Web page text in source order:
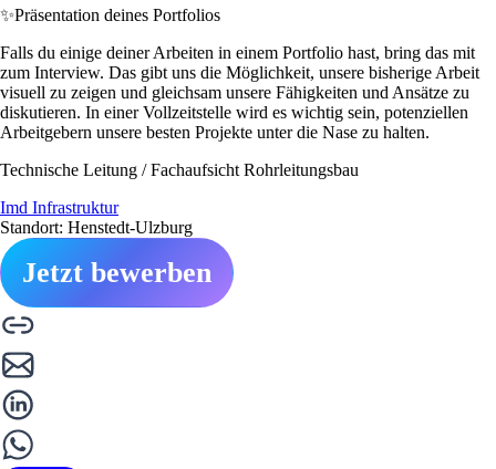
✨Präsentation deines Portfolios
Falls du einige deiner Arbeiten in einem Portfolio hast, bring das mit
zum Interview. Das gibt uns die Möglichkeit, unsere bisherige Arbeit
visuell zu zeigen und gleichsam unsere Fähigkeiten und Ansätze zu
diskutieren. In einer Vollzeitstelle wird es wichtig sein, potenziellen
Arbeitgebern unsere besten Projekte unter die Nase zu halten.
Technische Leitung / Fachaufsicht Rohrleitungsbau
Imd Infrastruktur
Standort: Henstedt-Ulzburg
Jetzt bewerben